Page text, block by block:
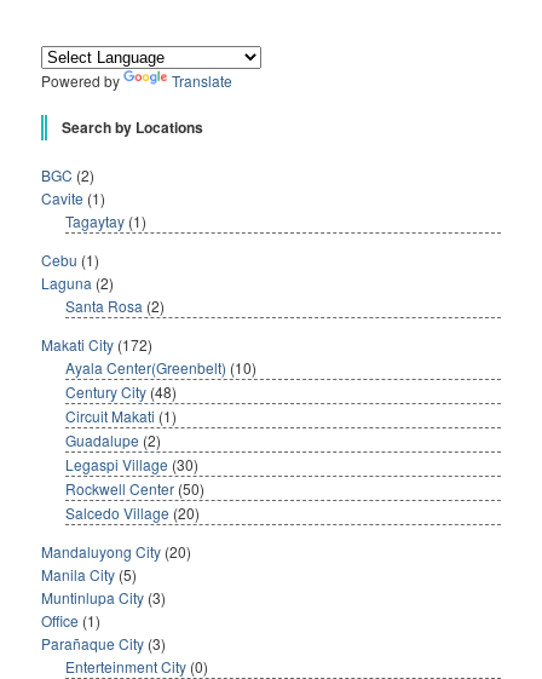
Powered by Translate
Search by Locations
BGC (2)
Cavite (1)
Tagaytay (1)
Cebu (1)
Laguna (2)
Santa Rosa (2)
Makati City (172)
Ayala Center(Greenbelt) (10)
Century City (48)
Circuit Makati (1)
Guadalupe (2)
Legaspi Village (30)
Rockwell Center (50)
Salcedo Village (20)
Mandaluyong City (20)
Manila City (5)
Muntinlupa City (3)
Office (1)
Parañaque City (3)
Enterteinment City (0)